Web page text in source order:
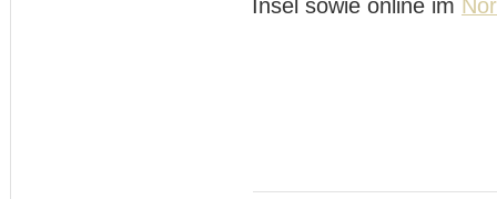
Insel sowie online im